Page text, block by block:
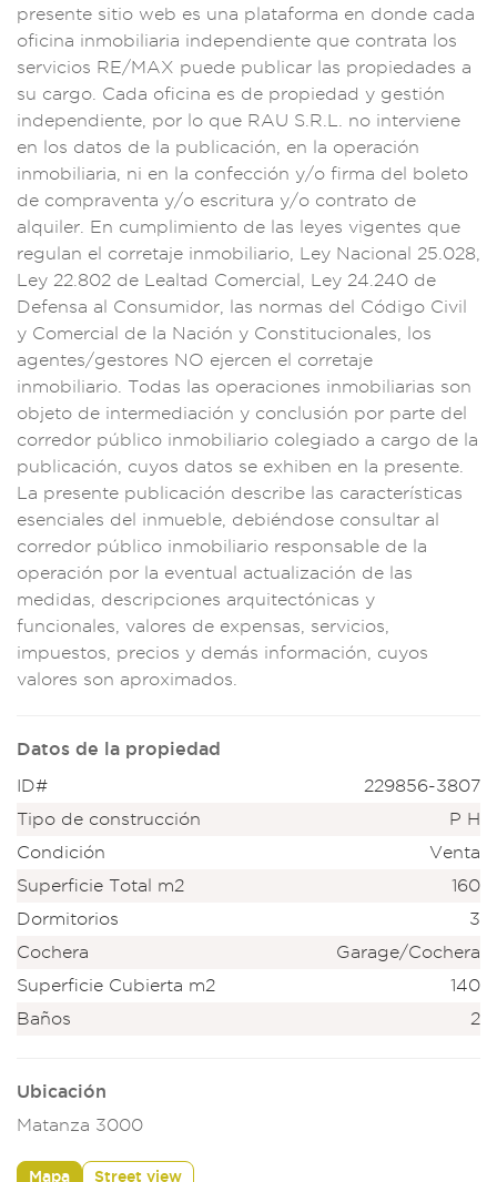
presente sitio web es una plataforma en donde cada
oficina inmobiliaria independiente que contrata los
servicios RE/MAX puede publicar las propiedades a
su cargo. Cada oficina es de propiedad y gestión
independiente, por lo que RAU S.R.L. no interviene
en los datos de la publicación, en la operación
inmobiliaria , ni en la confección y/o firma del boleto
de compraventa y/o escritura y/o contrato de
alquiler. En cumplimiento de las leyes vigentes que
regulan el corretaje inmobiliario, L ey Naciona l 25.028,
Ley 22 .802 de Lealtad Comercial, Ley 24.240 de
Defensa al Consumidor, las normas del Código Civil
y Comercial de la Nación y Constitucionales,
los
agentes/gestores NO ejercen el corretaje
inmobiliario. Todas las operaciones inmobiliarias son
objeto de intermediación y conclusión por parte del
corredor público inmobiliario colegiado a cargo de la
publicación, cuyos datos se exhiben en la presente.
La presente publicación describe las características
esenciales del inmueble, debiéndose consul tar al
corredor público inmobiliario responsable de la
operación por la eventual actualización de las
medidas, descripciones arquitectónicas y
funcionales, valores de expensas, servicios,
impuestos, precios y demás información, cuyos
valores son aproximados.
Datos de la propiedad
ID#
229856-3807
Tipo de construcción
P H
Condición
Venta
Superficie Total m2
160
Dormitorios
3
Cochera
Garage/Cochera
Superficie Cubierta m2
140
Baños
2
Ubicación
Matanza 3000
Mapa Street view